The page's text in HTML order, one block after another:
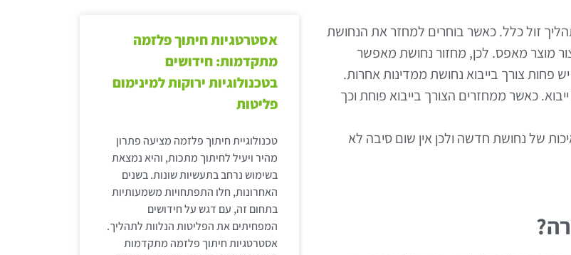
זול כלל. כאשר בוחרים למחזר את הנחושת
מוצר מאפס. לכן, מחזור נחושת מאפשר
פחות צורך בייבוא נחושת ממדינות אחרות.
כאשר ממחזרים הצורך בייבוא פוחת וכך
של נחושת חדשה ולכן אין שום סיבה לא
אסטרטגיות חיתוך פלזמה
מתקדמות: חידושים
בטכנולוגיות ירוקות למינימום
פליטות
טכנולוגיית חיתוך פלזמה מציעה פתרון
מהיר ויעיל לחיתוך מתכות, והיא נמצאת
בשימוש נרחב בתעשיות שונות. בשנים
האחרונות, חלו התפתחויות משמעותיות
בתחום זה, עם דגש על חידושים
המפחיתים את הפליטות הנלוות לתהליך.
אסטרטגיות חיתוך פלזמה מתקדמות